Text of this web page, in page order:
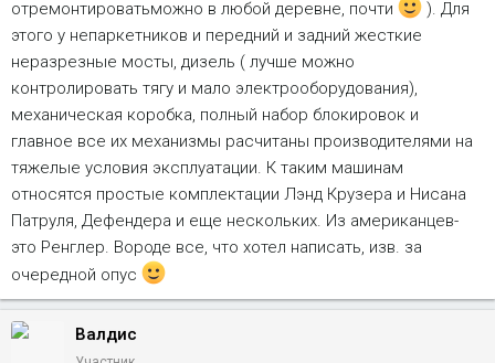
отремонтироватьможно в любой деревне, почти
). Для
этого у непаркетников и передний и задний жесткие
неразрезные мосты, дизель ( лучше можно
контролировать тягу и мало электрооборудования),
механическая коробка, полный набор блокировок и
главное все их механизмы расчитаны производителями на
тяжелые условия эксплуатации. К таким машинам
относятся простые комплектации Лэнд Крузера и Нисана
Патруля, Дефендера и еще нескольких. Из американцев-
это Ренглер. Вороде все, что хотел написать, изв. за
очередной опус
Валдис